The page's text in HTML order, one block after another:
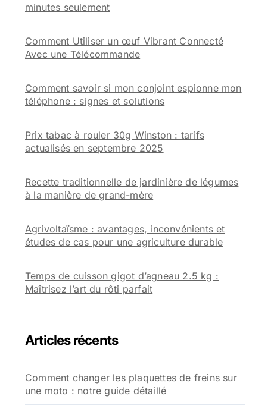
minutes seulement
Comment Utiliser un œuf Vibrant Connecté
Avec une Télécommande
Comment savoir si mon conjoint espionne mon
téléphone : signes et solutions
Prix tabac à rouler 30g Winston : tarifs
actualisés en septembre 2025
Recette traditionnelle de jardinière de légumes
à la manière de grand-mère
Agrivoltaïsme : avantages, inconvénients et
études de cas pour une agriculture durable
Temps de cuisson gigot d’agneau 2.5 kg :
Maîtrisez l’art du rôti parfait
Articles récents
Comment changer les plaquettes de freins sur
une moto : notre guide détaillé